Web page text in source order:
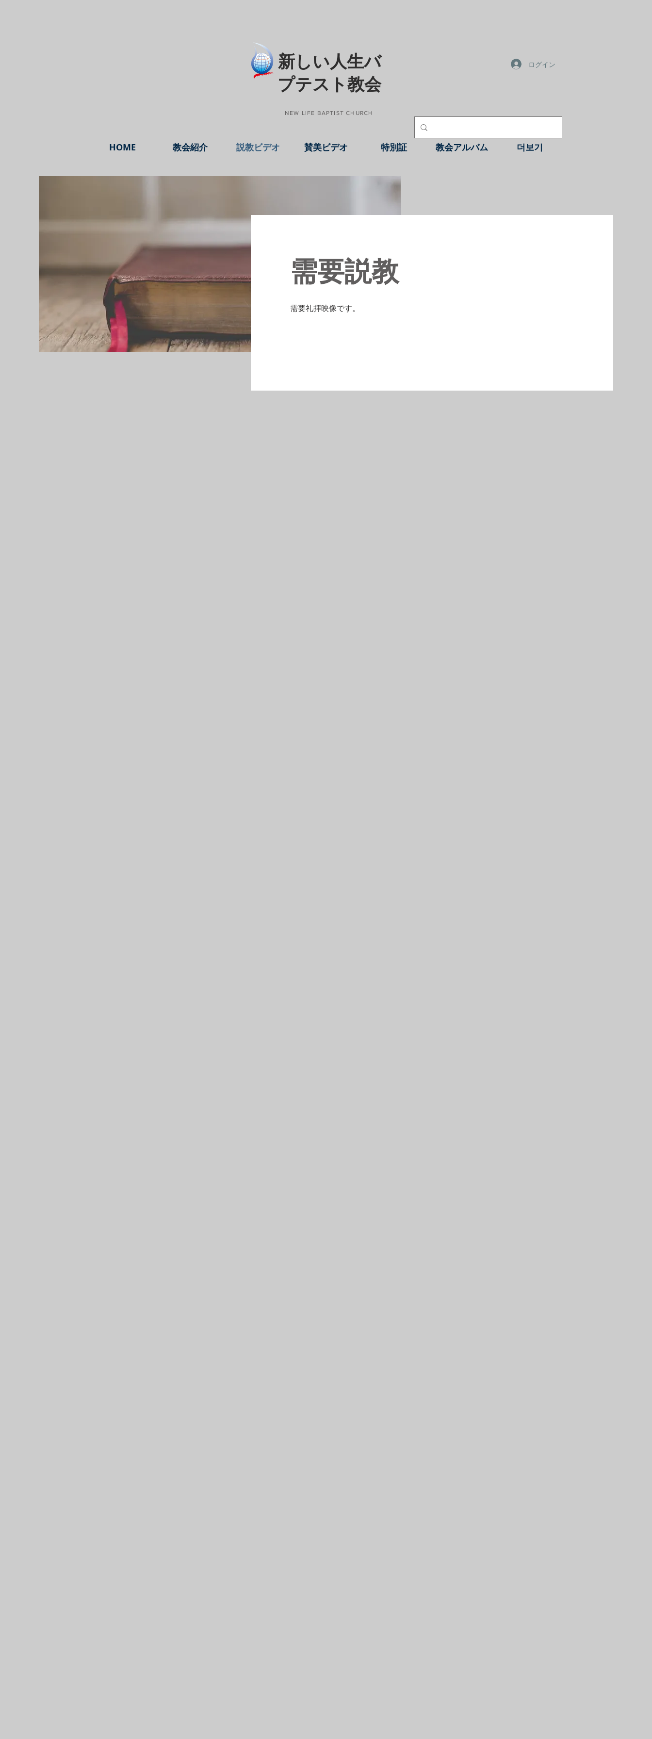
​新しい人生バ
プテスト教会
ログイン
NEW LIFE BAPTIST CHURCH
HOME 教会紹介 説教ビデオ 賛美ビデオ 特別証 教会アルバム 더보기
需要説教
需要礼拝映像です。